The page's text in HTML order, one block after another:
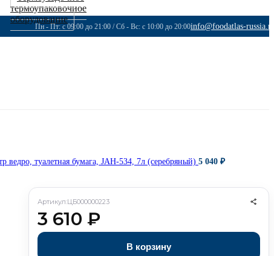
Пн - Пт: с 09:00 до 21:00 / Сб - Вс: с 10:00 до 20:00info@foodatlas-
термоупаковочное
оборудование
ведро, туалетная бумага, JAH-534, 7л (серебряный) 5 040 ₽
Артикул:ЦБ000000223
3 610 ₽
В корзину